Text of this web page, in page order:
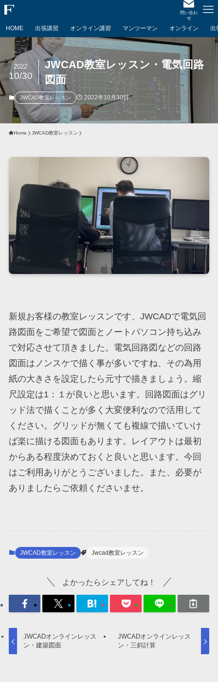
問い合わ
せ
HOME 出張講習 オンライン講習 マンツーマン オンライン 出
JWCAD教室レッスン・電気回路
図面
2022
10/30
JWCAD教室レッスン 2022年10月30日
Home JWCAD教室レッスン
新規お客様の教室レッスンです、JWCADで電気回
路図面をご希望で図面とノートパソコン持ち込み
で対応させて頂きました。電気回路図などの回路
図面はノンスケで描く事が多いですね、その為用
紙の大きさを設定したら元寸で描きましょう。縮
尺設定は1：１が良いと思います。回路図面はグリ
ッド法で描くことが多く大変便利なので活用して
ください。グリッドが無くても複線で描いていけ
ば楽に描ける図面もあります。レイアウトは最初
からある程度決めておくと良いと思います。今回
はご利用ありがとうございました。また、必要が
ありましたらご依頼くださいませ。
JWCAD教室レッスン Jwcad教室レッスン
よかったらシェアしてね！
JWCADオンラインレッス
ン・建築図面
JWCADオンラインレッス
ン・三斜計算